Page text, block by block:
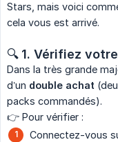
Stars, mais voici
cela vous est arrivé.
🔍 1. Vérifiez
Dans la très grande
d’un double achat
packs commandés).
👉 Pour vérifier :
Connectez-vous